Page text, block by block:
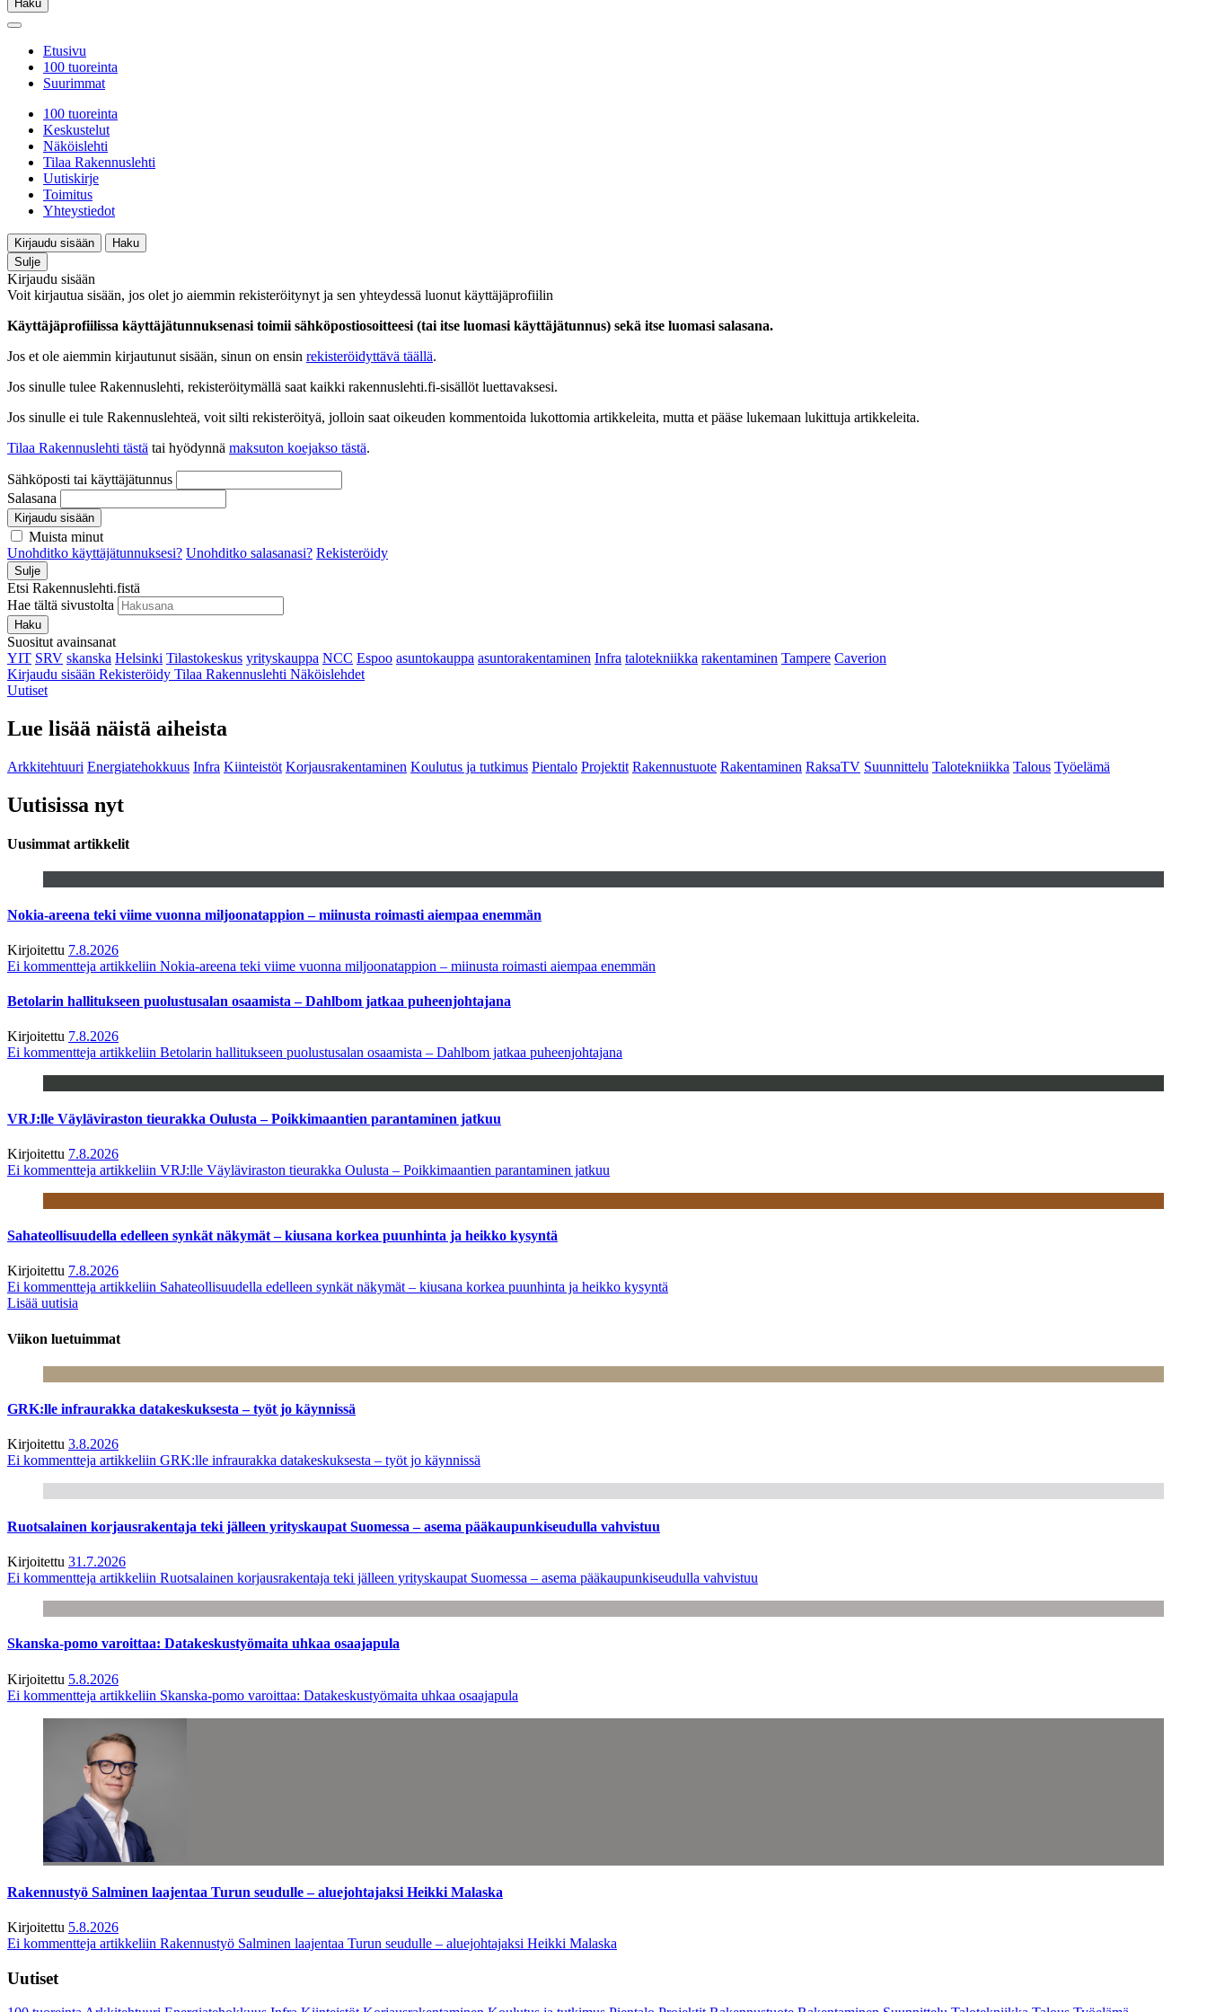
Haku
Etusivu
100 tuoreinta
Suurimmat
100 tuoreinta
Keskustelut
Näköislehti
Tilaa Rakennuslehti
Uutiskirje
Toimitus
Yhteystiedot
Kirjaudu sisään
Haku
Sulje
Kirjaudu sisään
Voit kirjautua sisään, jos olet jo aiemmin rekisteröitynyt ja sen yhteydessä luonut käyttäjäprofiilin
Käyttäjäprofiilissa käyttäjätunnuksenasi toimii sähköpostiosoitteesi (tai itse luomasi käyttäjätunnus) sekä itse luomasi salasana.
Jos et ole aiemmin kirjautunut sisään, sinun on ensin rekisteröidyttävä täällä.
Jos sinulle tulee Rakennuslehti, rekisteröitymällä saat kaikki rakennuslehti.fi-sisällöt luettavaksesi.
Jos sinulle ei tule Rakennuslehteä, voit silti rekisteröityä, jolloin saat oikeuden kommentoida lukottomia artikkeleita, mutta et pääse lukemaan lukittuja artikkeleita.
Tilaa Rakennuslehti tästä tai hyödynnä maksuton koejakso tästä.
Sähköposti tai käyttäjätunnus
Salasana
Kirjaudu sisään
Muista minut
Unohditko käyttäjätunnuksesi? Unohditko salasanasi? Rekisteröidy
Sulje
Etsi Rakennuslehti.fistä
Hae tältä sivustolta
Haku
Suositut avainsanat
YIT SRV skanska Helsinki Tilastokeskus yrityskauppa NCC Espoo asuntokauppa asuntorakentaminen Infra talotekniikka rakentaminen Tampere Caverion
Kirjaudu sisään Rekisteröidy Tilaa Rakennuslehti Näköislehdet
Uutiset
Lue lisää näistä aiheista
Arkkitehtuuri Energiatehokkuus Infra Kiinteistöt Korjausrakentaminen Koulutus ja tutkimus Pientalo Projektit Rakennustuote Rakentaminen RaksaTV Suunnittelu Talotekniikka Talous Työelämä
Uutisissa nyt
Uusimmat artikkelit
Nokia-areena teki viime vuonna miljoonatappion – miinusta roimasti aiempaa enemmän
Kirjoitettu 7.8.2026
Ei kommentteja artikkeliin Nokia-areena teki viime vuonna miljoonatappion – miinusta roimasti aiempaa enemmän
Betolarin hallitukseen puolustusalan osaamista – Dahlbom jatkaa puheenjohtajana
Kirjoitettu 7.8.2026
Ei kommentteja artikkeliin Betolarin hallitukseen puolustusalan osaamista – Dahlbom jatkaa puheenjohtajana
VRJ:lle Väyläviraston tieurakka Oulusta – Poikkimaantien parantaminen jatkuu
Kirjoitettu 7.8.2026
Ei kommentteja artikkeliin VRJ:lle Väyläviraston tieurakka Oulusta – Poikkimaantien parantaminen jatkuu
Sahateollisuudella edelleen synkät näkymät – kiusana korkea puunhinta ja heikko kysyntä
Kirjoitettu 7.8.2026
Ei kommentteja artikkeliin Sahateollisuudella edelleen synkät näkymät – kiusana korkea puunhinta ja heikko kysyntä
Lisää uutisia
Viikon luetuimmat
GRK:lle infraurakka datakeskuksesta – työt jo käynnissä
Kirjoitettu 3.8.2026
Ei kommentteja artikkeliin GRK:lle infraurakka datakeskuksesta – työt jo käynnissä
Ruotsalainen korjausrakentaja teki jälleen yrityskaupat Suomessa – asema pääkaupunkiseudulla vahvistuu
Kirjoitettu 31.7.2026
Ei kommentteja artikkeliin Ruotsalainen korjausrakentaja teki jälleen yrityskaupat Suomessa – asema pääkaupunkiseudulla vahvistuu
Skanska-pomo varoittaa: Datakeskustyömaita uhkaa osaajapula
Kirjoitettu 5.8.2026
Ei kommentteja artikkeliin Skanska-pomo varoittaa: Datakeskustyömaita uhkaa osaajapula
Rakennustyö Salminen laajentaa Turun seudulle – aluejohtajaksi Heikki Malaska
Kirjoitettu 5.8.2026
Ei kommentteja artikkeliin Rakennustyö Salminen laajentaa Turun seudulle – aluejohtajaksi Heikki Malaska
Uutiset